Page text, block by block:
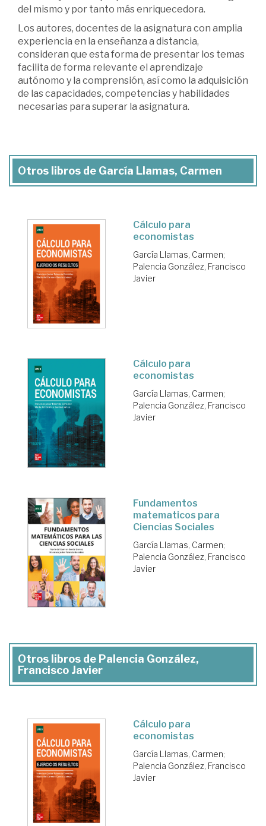
del mismo y por tanto más enriquecedora.
Los autores, docentes de la asignatura con amplia
experiencia en la enseñanza a distancia,
consideran que esta forma de presentar los temas
facilita de forma relevante el aprendizaje
autónomo y la comprensión, así como la adquisición
de las capacidades, competencias y habilidades
necesarias para superar la asignatura.
Otros libros de García Llamas, Carmen
Cálculo para
economistas
García Llamas, Carmen;
Palencia González, Francisco
Javier
Cálculo para
economistas
García Llamas, Carmen;
Palencia González, Francisco
Javier
Fundamentos
matematicos para
Ciencias Sociales
García Llamas, Carmen;
Palencia González, Francisco
Javier
Otros libros de Palencia González,
Francisco Javier
Cálculo para
economistas
García Llamas, Carmen;
Palencia González, Francisco
Javier